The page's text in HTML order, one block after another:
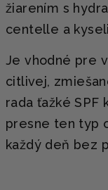
žiarením s
centelle a
Je vhodné pre
citlivej,
rada ťažké
presne ten typ
každý deň bez